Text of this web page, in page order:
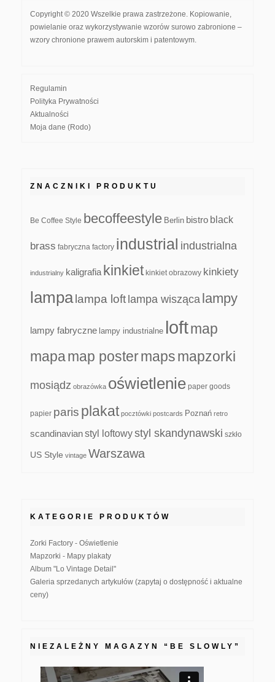
Copyright © 2020 Wszelkie prawa zastrzeżone. Kopiowanie,
powielanie oraz wykorzystywanie wzorów surowo zabronione –
wzory chronione prawem autorskim i patentowym.
Regulamin
Polityka Prywatności
Aktualności
Moja dane (Rodo)
ZNACZNIKI PRODUKTU
Be Coffee Style becoffeestyle Berlin bistro black
brass fabryczna factory industrial industrialna
industrialny kaligrafia kinkiet kinkiet obrazowy kinkiety
lampa lampa loft lampa wisząca lampy
lampy fabryczne lampy industrialne loftmap
mapamap postermapsmapzorki
mosiądz obrazówka oświetlenie paper goods
papier paris plakat pocztówki postcards Poznań retro
scandinavianstyl loftowystyl skandynawski szkło
US Style vintage Warszawa
KATEGORIE PRODUKTÓW
Zorki Factory - Oświetlenie
Mapzorki - Mapy plakaty
Album "Lo Vintage Detail"
Galeria sprzedanych artykułów (zapytaj o dostępność i aktualne
ceny)
NIEZALEŻNY MAGAZYN “BE SLOWLY”